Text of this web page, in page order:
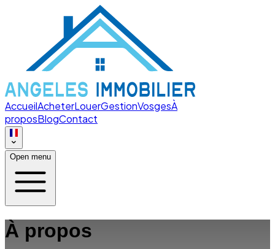
AccueilAcheterLouerGestionVosgesÀ
proposBlogContact
Open menu
À propos